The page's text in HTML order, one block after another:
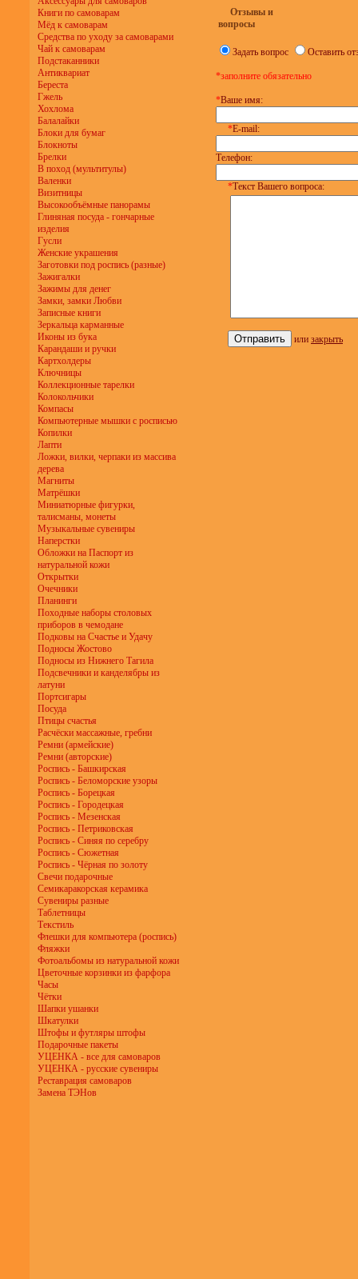
Книги по самоварам
Мёд к самоварам
Средства по уходу за самоварами
Чай к самоварам
Подстаканники
Антиквариат
Береста
Гжель
Хохлома
Балалайки
Блоки для бумаг
Блокноты
Брелки
В поход (мультитулы)
Валенки
Визитницы
Высокообъёмные панорамы
Глиняная посуда - гончарные
изделия
Гусли
Женские украшения
Заготовки под роспись (разные)
Зажигалки
Зажимы для денег
Замки, замки Любви
Записные книги
Зеркальца карманные
Иконы из бука
Карандаши и ручки
Картхолдеры
Ключницы
Коллекционные тарелки
Колокольчики
Компасы
Компьютерные мышки с росписью
Копилки
Лапти
Ложки, вилки, черпаки из массива
дерева
Магниты
Матрёшки
Миниатюрные фигурки,
талисманы, монеты
Музыкальные сувениры
Наперстки
Обложки на Паспорт из
натуральной кожи
Открытки
Очечники
Планинги
Походные наборы столовых
приборов в чемодане
Подковы на Счастье и Удачу
Подносы Жостово
Подносы из Нижнего Тагила
Подсвечники и канделябры из
латуни
Портсигары
Посуда
Птицы счастья
Расчёски массажные, гребни
Ремни (армейские)
Ремни (авторские)
Роспись - Башкирская
Роспись - Беломорские узоры
Роспись - Борецкая
Роспись - Городецкая
Роспись - Мезенская
Роспись - Петриковская
Роспись - Синяя по серебру
Роспись - Сюжетная
Роспись - Чёрная по золоту
Свечи подарочные
Семикаракорская керамика
Сувениры разные
Таблетницы
Текстиль
Флешки для компьютера (роспись)
Фляжки
Фотоальбомы из натуральной кожи
Цветочные корзинки из фарфора
Часы
Чётки
Шапки ушанки
Шкатулки
Штофы и футляры штофы
Подарочные пакеты
УЦЕНКА - все для самоваров
УЦЕНКА - русские сувениры
Реставрация самоваров
Замена ТЭНов
Отзывы и
вопросы
Задать вопрос Оставить
*заполните обязательно
*Ваше имя:
*E-mail:
Телефон:
*Текст Вашего вопроса:
или закрыть